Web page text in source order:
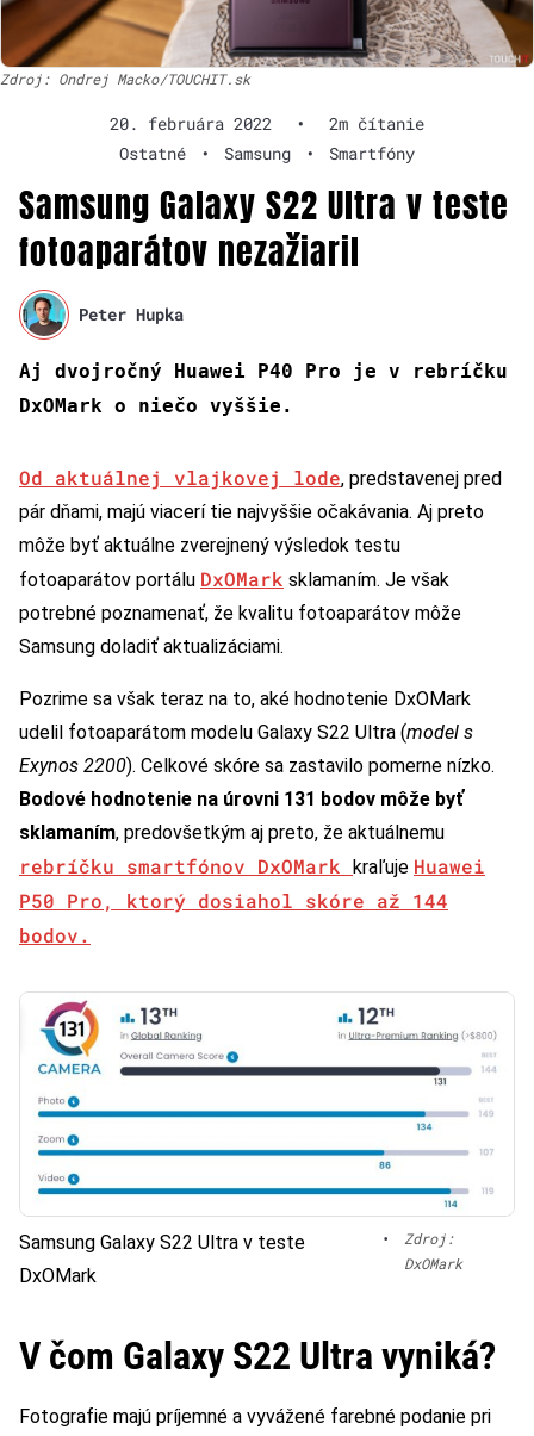
Zdroj: Ondrej Macko/TOUCHIT.sk
20. februára 2022 •
2m čítanie
Ostatné
• Samsung • Smartfóny
Samsung Galaxy S22 Ultra v teste
fotoaparátov nezažiaril
Peter Hupka
Aj dvojročný Huawei P40 Pro je v rebríčku
DxOMark o niečo vyššie.
Od aktuálnej vlajkovej lode, predstavenej pred
pár dňami, majú viacerí tie najvyššie očakávania. Aj preto
môže byť aktuálne zverejnený výsledok testu
fotoaparátov portálu DxOMark sklamaním. Je však
potrebné poznamenať, že kvalitu fotoaparátov môže
Samsung doladiť aktualizáciami.
Pozrime sa však teraz na to, aké hodnotenie DxOMark
udelil fotoaparátom modelu Galaxy S22 Ultra (model s
Exynos 2200). Celkové skóre sa zastavilo pomerne nízko.
Bodové hodnotenie na úrovni 131 bodov môže byť
sklamaním, predovšetkým aj preto, že aktuálnemu
rebríčku smartfónov DxOMark kraľuje Huawei
P50 Pro, ktorý dosiahol skóre až 144
bodov.
Samsung Galaxy S22 Ultra v teste
DxOMark
•
Zdroj:
DxOMark
V čom Galaxy S22 Ultra vyniká?
Fotografie majú príjemné a vyvážené farebné podanie pri